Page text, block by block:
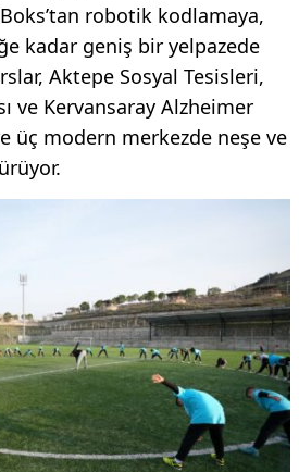
robotik kodlamaya,
kadar geniş bir yelpazede
Aktepe Sosyal Tesisleri,
ve Kervansaray Alzheimer
üç modern merkezde neşe ve